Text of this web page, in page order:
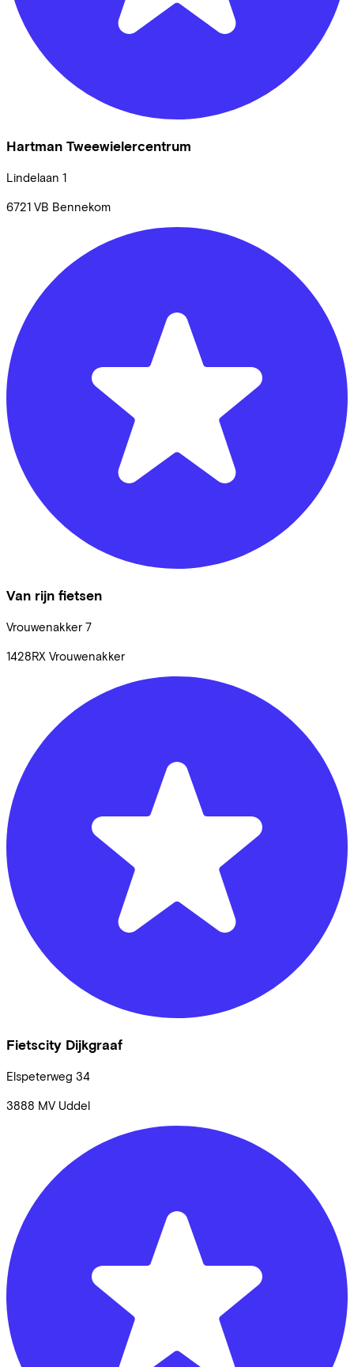
Hartman Tweewielercentrum
Lindelaan 1
6721 VB Bennekom
Van rijn fietsen
Vrouwenakker 7
1428RX Vrouwenakker
Fietscity Dijkgraaf
Elspeterweg 34
3888 MV Uddel